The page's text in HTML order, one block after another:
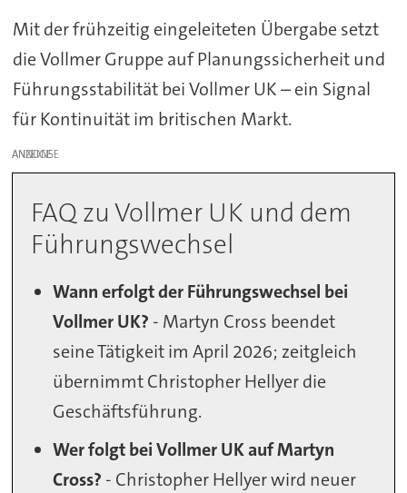
Mit der frühzeitig eingeleiteten Übergabe setzt
die Vollmer Gruppe auf Planungssicherheit und
Führungsstabilität bei Vollmer UK – ein Signal
für Kontinuität im britischen Markt.
ANZEIGE
FAQ zu Vollmer UK und dem
Führungswechsel
Wann erfolgt der Führungswechsel bei
Vollmer UK? - Martyn Cross beendet
seine Tätigkeit im April 2026; zeitgleich
übernimmt Christopher Hellyer die
Geschäftsführung.
Wer folgt bei Vollmer UK auf Martyn
Cross? - Christopher Hellyer wird neuer